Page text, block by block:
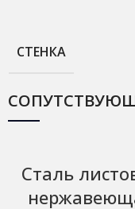
СТЕНКА
Сталь